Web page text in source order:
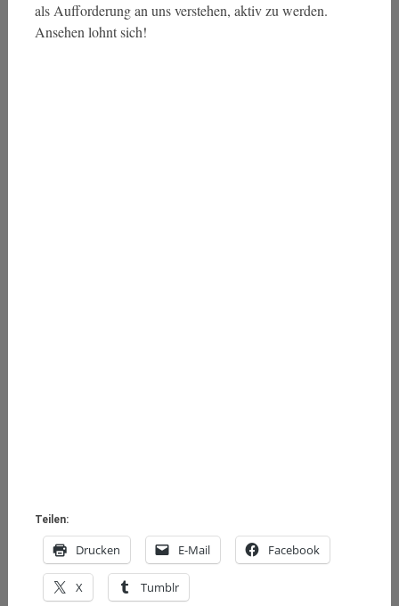
als Aufforderung an uns verstehen, aktiv zu werden.
Ansehen lohnt sich!
Teilen:
Drucken E-Mail Facebook
X Tumblr